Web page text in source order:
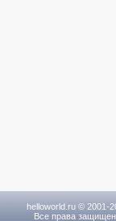
helloworld.ru © 2001-
Все права